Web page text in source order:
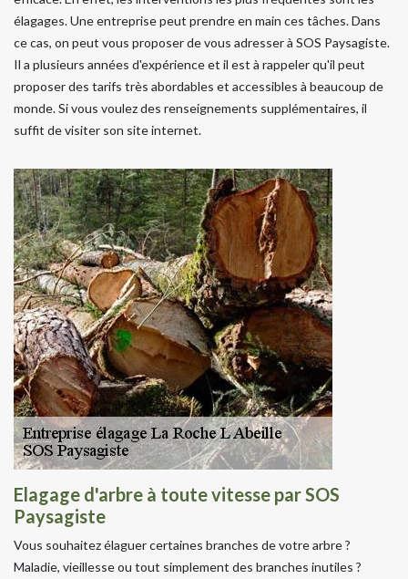
élagages. Une entreprise peut prendre en main ces tâches. Dans
ce cas, on peut vous proposer de vous adresser à SOS Paysagiste.
Il a plusieurs années d'expérience et il est à rappeler qu'il peut
proposer des tarifs très abordables et accessibles à beaucoup de
monde. Si vous voulez des renseignements supplémentaires, il
suffit de visiter son site internet.
Elagage d'arbre à toute vitesse par SOS
Paysagiste
Vous souhaitez élaguer certaines branches de votre arbre ?
Maladie, vieillesse ou tout simplement des branches inutiles ?